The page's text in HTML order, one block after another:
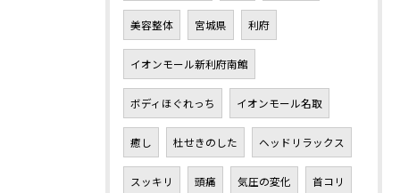
美容整体 宮城県 利府
イオンモール新利府南館
ボディほぐれっち イオンモール名取
癒し 杜せきのした ヘッドリラックス
スッキリ 頭痛 気圧の変化 首コリ